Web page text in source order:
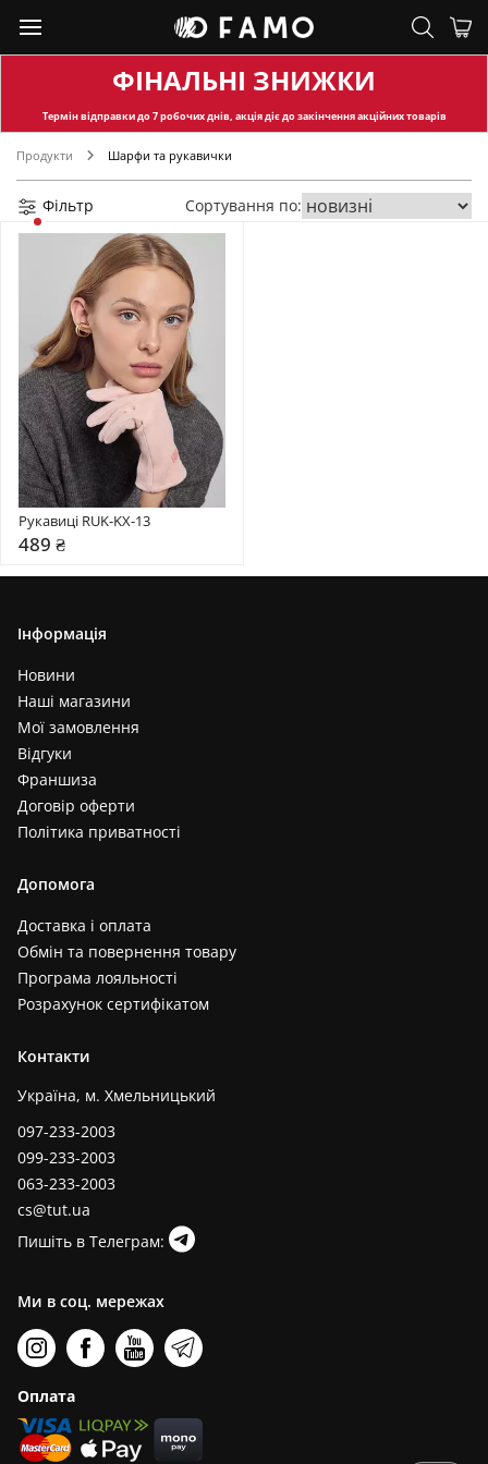
ФІНАЛЬНІ ЗНИЖКИ
Термін відправкидо 7 робочих днів, акція діє до закінчення акційних товарів
Продукти Шарфи та рукавички
Фільтр Сортування по:
Рукавиці RUK-KX-13
489 ₴
Інформація
Новини
Наші магазини
Мої замовлення
Відгуки
Франшиза
Договір оферти
Політика приватності
Допомога
Доставка і оплата
Обмін та повернення товару
Програма лояльності
Розрахунок сертифікатом
Контакти
Україна, м. Хмельницький
097-233-2003
099-233-2003
063-233-2003
cs@tut.ua
Пишіть в Телеграм:
Ми в соц. мережах
Оплата